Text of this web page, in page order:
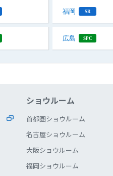
福岡 SR
広島 SPC
ショウルーム
首都圏ショウルーム
名古屋ショウルーム
大阪ショウルーム
福岡ショウルーム